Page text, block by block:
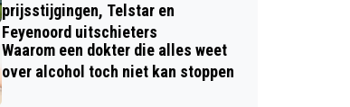
prijsstijgingen, Telstar en
Feyenoord uitschieters
Waarom een dokter die alles weet
over alcohol toch niet kan stoppen